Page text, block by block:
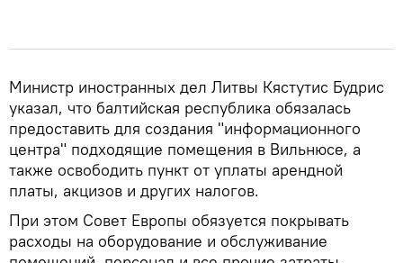
Министр иностранных дел Литвы Кястутис Будрис
указал, что балтийская республика обязалась
предоставить для создания "информационного
центра" подходящие помещения в Вильнюсе, а
также освободить пункт от уплаты арендной
платы, акцизов и других налогов.
При этом Совет Европы обязуется покрывать
расходы на оборудование и обслуживание